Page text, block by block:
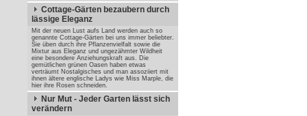
Cottage-Gärten bezaubern durch
lässige Eleganz
Mit der neuen Lust aufs Land werden auch so
genannte Cottage-Gärten bei uns immer beliebter.
Sie üben durch ihre Pflanzenvielfalt sowie die
Mixtur aus Eleganz und ungezähmter Wildheit
eine besondere Anziehungskraft aus. Die
gemütlichen grünen Oasen haben etwas
verträumt Nostalgisches und man assoziiert mit
ihnen ältere englische Ladys wie Miss Marple, die
hier ihre Rosen schneiden.
Nur Mut - Jeder Garten lässt sich
verändern